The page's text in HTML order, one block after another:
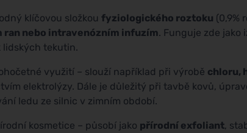
klíčovou složkou fyziologického roztoku (0,9%
ran nebo intravenózním infuzím. Funguje zde jako
lidských tekutin.
využití – slouží například při výrobě chloru,
elektrolýzy. Dále je důležitý při tavbě kovů,
ledu ze silnic v zimním období.
kosmetice – působí jako přírodní exfoliant,